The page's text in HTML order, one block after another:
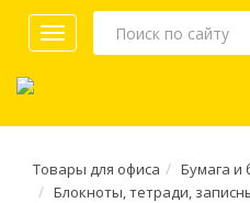
Toggle
navigation
Товары для офиса
Бумага и
Блокноты, тетради,